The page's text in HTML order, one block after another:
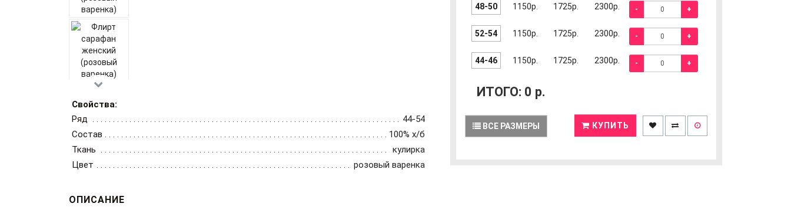
Свойства:
Ряд
44-54
Состав
100% х/б
Ткань
кулирка
Цвет
розовый варенка
48-50 1150р. 1725р. 2300р. - +
52-54 1150р. 1725р. 2300р. - +
44-46 1150р. 1725р. 2300р. - +
ИТОГО: 0 р.
ВСЕ РАЗМЕРЫ КУПИТЬ
ОПИСАНИЕ